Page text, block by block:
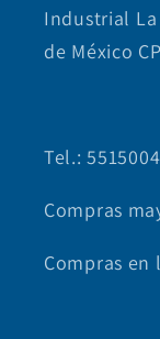
Industrial
de México
Tel.:
Compras
Compras en